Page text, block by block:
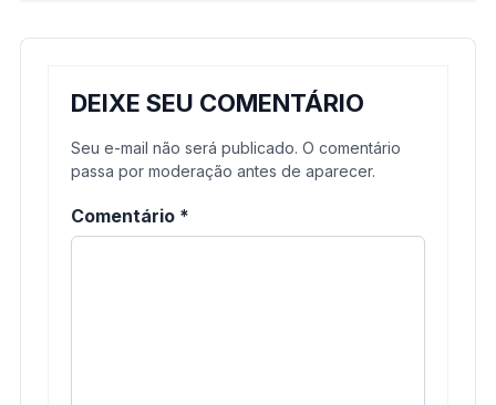
DEIXE SEU COMENTÁRIO
Seu e-mail não será publicado. O comentário
passa por moderação antes de aparecer.
Comentário *